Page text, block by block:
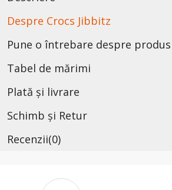
Despre Crocs Jibbitz
Pune o întrebare despre produs
Tabel de mărimi
Plată și livrare
Schimb și Retur
Recenzii(0)